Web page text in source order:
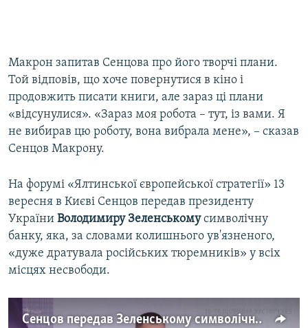
Макрон запитав Сенцова про його творчі плани.
Той відповів, що хоче повернутися в кіно і
продовжить писати книги, але зараз ці плани
«відсунулися». «Зараз моя робота – тут, із вами. Я
не вибирав цю роботу, вона вибрала мене», – сказав
Сенцов Макрону.
На форумі «Ялтинської європейської стратегії» 13
вересня в Києві Сенцов передав президенту
України Володимиру Зеленськомусимволічну
банку, яка, за словами колишнього ув'язненого,
«дуже дратувала російських тюремників» у всіх
місцях несвободи.
Сенцов передав Зеленському символічну банку. Виступ на YES (відео)